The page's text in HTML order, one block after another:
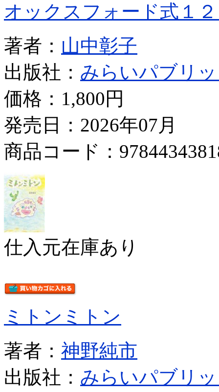
オックスフォード式１
著者： 山中彰子
出版社： みらいパブリ
価格： 1,800円
発売日：2026年07月
商品コード：
仕入元在庫あり
ミトンミトン
著者： 神野純市
出版社： みらいパブリ